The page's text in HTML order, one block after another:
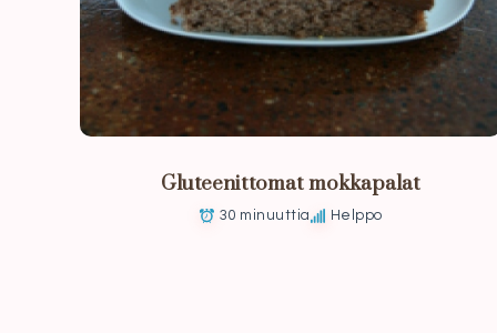
Gluteenittomat mokkapalat
30 minuuttia Helppo